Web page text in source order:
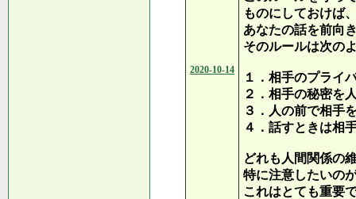
2020-10-14
ものにしておけば
あなたの話を前向
そのルールは次の
１．相手のプライ
２．相手の秘密を
３．人の前で相手
４．話すときは相
どれも人間関係の
特に注意したいの
これはとても重要